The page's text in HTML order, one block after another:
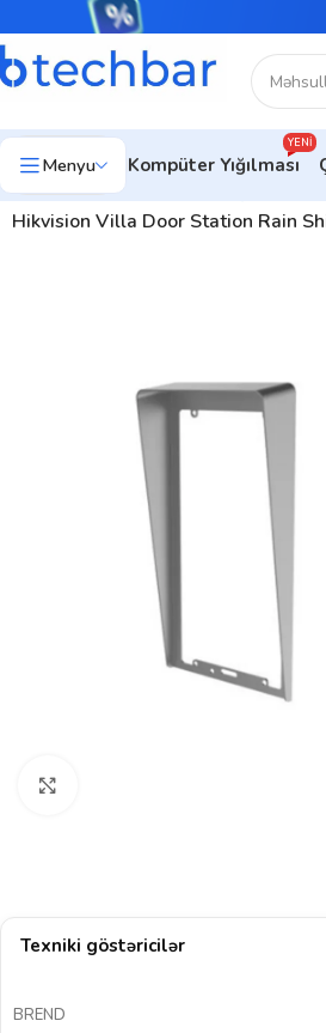
Menyu Kompüter Yığılması
YENI
Ev Təhlükəsizlik sistemləri
Hikvision Villa Door Station Rain
Texniki göstəricilər
BREND